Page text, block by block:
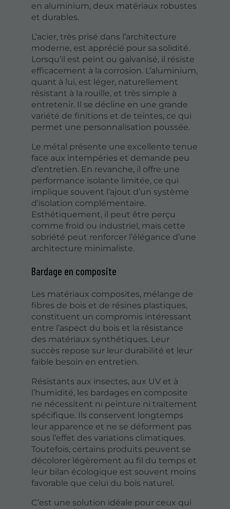
en aluminium, deux matériaux robustes
et durables.
L’acier, très prisé dans l’architecture
moderne, est apprécié pour sa solidité.
Lorsqu’il est peint ou galvanisé, il résiste
efficacement à la corrosion. L’aluminium,
quant à lui, est léger, naturellement
résistant à la rouille, et très simple à
entretenir. Il se décline en une grande
variété de finitions et de teintes, ce qui
permet une personnalisation poussée.
Le métal présente une excellente tenue
face aux intempéries et demande peu
d’entretien. En revanche, il offre une
performance isolante limitée, ce qui
implique souvent l’ajout d’un système
d’isolation complémentaire.
Esthétiquement, il peut être perçu
comme froid ou industriel, mais cette
sobriété peut renforcer l’élégance d’une
architecture minimaliste.
Bardage en composite
Les matériaux composites, mélange de
fibres de bois et de résines plastiques,
constituent un compromis intéressant
entre l’aspect du bois et la résistance
des matériaux synthétiques. Leur
succès repose sur leur durabilité et leur
faible besoin en entretien.
Résistants aux insectes, aux UV et à
l’humidité, les bardages en composite
ne nécessitent ni peinture ni traitement
spécifique. Ils conservent longtemps
leur apparence et ne se déforment pas
sous l’effet des variations climatiques.
Toutefois, certains produits peuvent se
décolorer légèrement au fil du temps et
leur bilan écologique est souvent moins
favorable que celui du bois naturel.
C’est une solution idéale pour ceux qui